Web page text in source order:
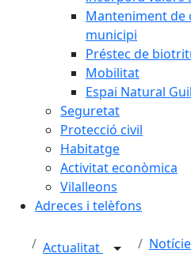
Manteniment de
municipi
Préstec de
Mobilitat
Espai Natural
Seguretat
Protecció civil
Habitatge
Activitat econòmica
Vilalleons
Adreces i telèfons
Actualitat